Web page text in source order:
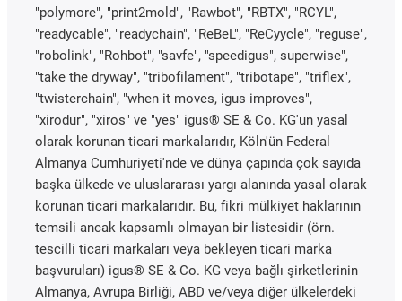
"polymore", "print2mold", "Rawbot", "RBTX", "RCYL",
"readycable", "readychain", "ReBeL", "ReCyycle", "reguse",
"robolink", "Rohbot", "savfe", "speedigus", superwise",
"take the dryway", "tribofilament", "tribotape", "triflex",
"twisterchain", "when it moves, igus improves",
"xirodur", "xiros" ve "yes" igus® SE & Co. KG'un yasal
olarak korunan ticari markalarıdır, Köln'ün Federal
Almanya Cumhuriyeti'nde ve dünya çapında çok sayıda
başka ülkede ve uluslararası yargı alanında yasal olarak
korunan ticari markalarıdır. Bu, fikri mülkiyet haklarının
temsili ancak kapsamlı olmayan bir listesidir (örn.
tescilli ticari markaları veya bekleyen ticari marka
başvuruları) igus® SE & Co. KG veya bağlı şirketlerinin
Almanya, Avrupa Birliği, ABD ve/veya diğer ülkelerdeki